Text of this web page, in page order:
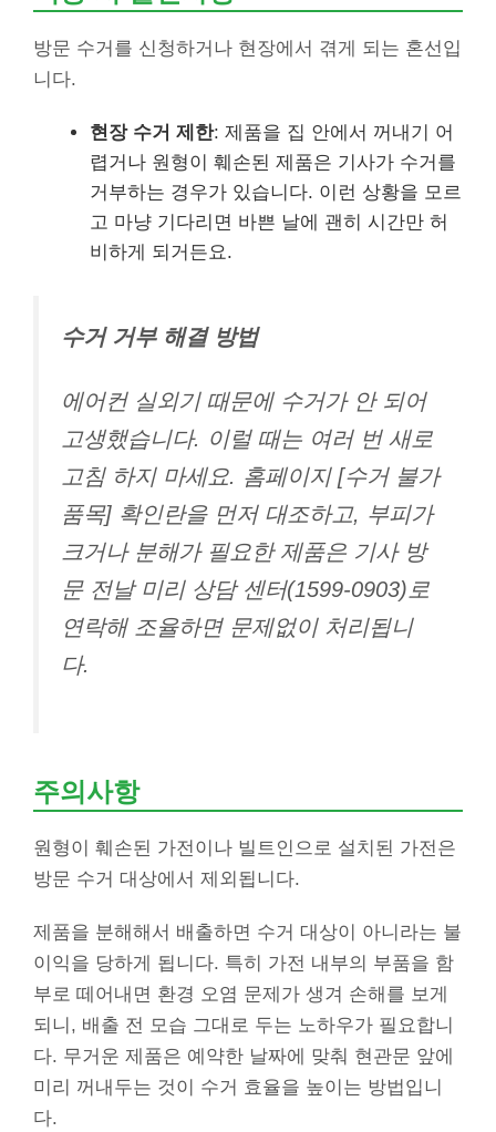
방문 수거를 신청하거나 현장에서 겪게 되는 혼선입
니다.
현장 수거 제한: 제품을 집 안에서 꺼내기 어
렵거나 원형이 훼손된 제품은 기사가 수거를
거부하는 경우가 있습니다. 이런 상황을 모르
고 마냥 기다리면 바쁜 날에 괜히 시간만 허
비하게 되거든요.
수거 거부 해결 방법
에어컨 실외기 때문에 수거가 안 되어
고생했습니다. 이럴 때는 여러 번 새로
고침 하지 마세요. 홈페이지 [수거 불가
품목] 확인란을 먼저 대조하고, 부피가
크거나 분해가 필요한 제품은 기사 방
문 전날 미리 상담 센터(1599-0903)로
연락해 조율하면 문제없이 처리됩니
다.
주의사항
원형이 훼손된 가전이나 빌트인으로 설치된 가전은
방문 수거 대상에서 제외됩니다.
제품을 분해해서 배출하면 수거 대상이 아니라는 불
이익을 당하게 됩니다. 특히 가전 내부의 부품을 함
부로 떼어내면 환경 오염 문제가 생겨 손해를 보게
되니, 배출 전 모습 그대로 두는 노하우가 필요합니
다. 무거운 제품은 예약한 날짜에 맞춰 현관문 앞에
미리 꺼내두는 것이 수거 효율을 높이는 방법입니
다.